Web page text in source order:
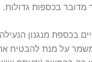
מדובר בכספות גדולות.
בכספת מנגנון
על מנת להבטיח